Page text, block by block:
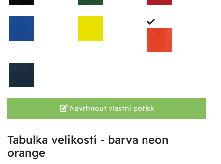
Navrhnout vlastní potisk
Tabulka velikostí - barva neon
orange